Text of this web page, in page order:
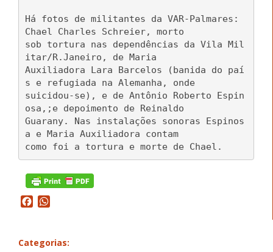
Há fotos de militantes da VAR-Palmares:
Chael Charles Schreier, morto
sob tortura nas dependências da Vila Mil
itar/R.Janeiro, de Maria
Auxiliadora Lara Barcelos (banida do paí
s e refugiada na Alemanha, onde
suicidou-se), e de Antônio Roberto Espin
osa,;e depoimento de Reinaldo
Guarany. Nas instalações sonoras Espinos
a e Maria Auxiliadora contam
como foi a tortura e morte de Chael.
Facebook
Categorias: